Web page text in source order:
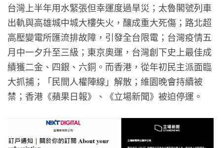
台灣上半年用水緊張但幸運度過旱災；太魯閣號列車
出軌與高雄城中城大樓失火，釀成重大死傷；路北超
高壓變電所匯流排故障，引發全台限電；台灣疫情五
月中一夕升至三級；東京奧運，台灣創下史上最佳成
績獲二金、四銀、六銅。而香港，從年初民主派面臨
大抓捕；「民間人權陣線」解散；維園晚會持續被
禁；香港《蘋果日報》、《立場新聞》被迫停運。